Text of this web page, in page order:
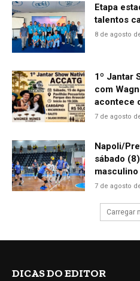
Etapa
talentos
8 de agosto
1º Jantar
com
acontece
7 de agosto
Napoli/
sábado
masculino
7 de agosto
Carregar
DICAS DO EDITOR